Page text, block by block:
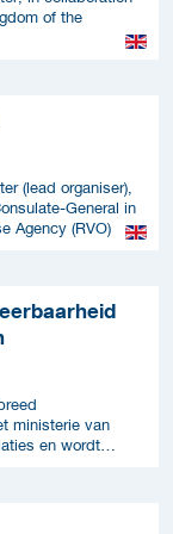
of the
(lead organiser),
General in
Agency (RVO)
ministerie van
en wordt